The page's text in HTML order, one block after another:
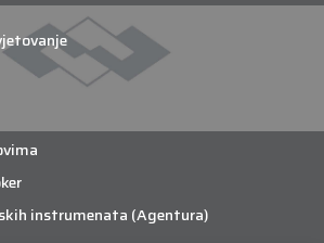
instrumenata (Agentura)